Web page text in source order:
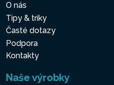
O nás
Tipy & triky
Časté dotazy
Podpora
Kontakty
Naše výrobky